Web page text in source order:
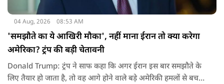
04 Aug, 2026 08:53 AM
'समझौते का ये आखिरी मौका', नहीं माना ईरान तो क्या करेगा
अमेरिका? ट्रंप की बड़ी चेतावनी
Donald Trump: ट्रंप ने साफ कहा कि अगर ईरान इस बार समझौते के
लिए तैयार हो जाता है, तो वह आगे होने वाले बड़े अमेरिकी हमलों से बच